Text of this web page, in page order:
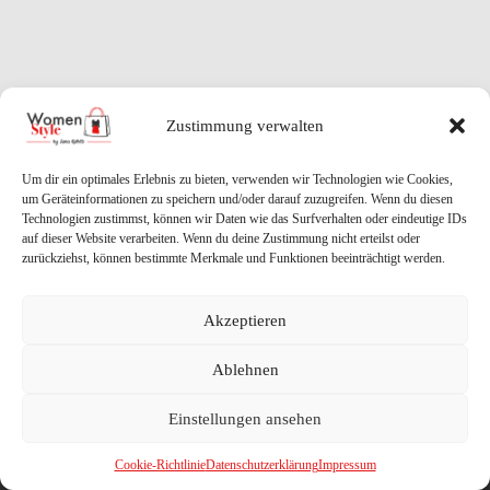
Zustimmung verwalten
Um dir ein optimales Erlebnis zu bieten, verwenden wir Technologien wie Cookies,
um Geräteinformationen zu speichern und/oder darauf zuzugreifen. Wenn du diesen
Technologien zustimmst, können wir Daten wie das Surfverhalten oder eindeutige IDs
auf dieser Website verarbeiten. Wenn du deine Zustimmung nicht erteilst oder
zurückziehst, können bestimmte Merkmale und Funktionen beeinträchtigt werden.
Akzeptieren
Ablehnen
Einstellungen ansehen
Cookie-RichtlinieDatenschutzerklärungImpressum
Datenschutzerklärung
Copyright © 2026 Women Style - umgesetzt vonHaag &